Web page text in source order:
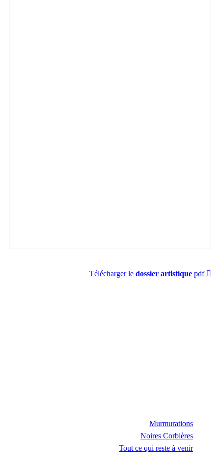
Télécharger le dossier artistiquepdf ︎︎︎
Murmurations
Noires Corbières
Tout ce qui reste à venir